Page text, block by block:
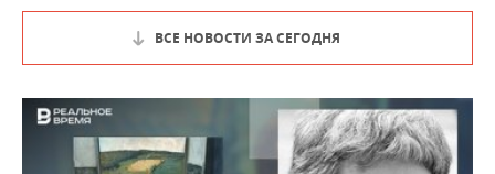
ВСЕ НОВОСТИ ЗА СЕГОДНЯ